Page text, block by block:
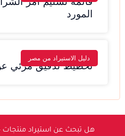
المورد
دليل الاستيراد من مصر
تخطيط تدقيق مرئي
هل تبحث عن استيراد منتجات